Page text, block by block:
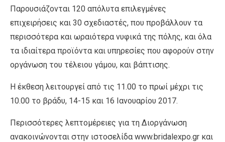
Παρουσιάζονται 120 απόλυτα επιλεγμένες
επιχειρήσεις και 30 σχεδιαστές, που προβάλλουν τα
περισσότερα και ωραιότερα νυφικά της πόλης, και όλα
τα ιδιαίτερα προϊόντα και υπηρεσίες που αφορούν στην
οργάνωση του τέλειου γάμου, και βάπτισης.
Η έκθεση λειτουργεί από τις 11.00 το πρωί μέχρι τις
10.00 το βράδυ, 14-15 και 16 Ιανουαρίου 2017.
Περισσότερες λεπτομέρειες για τη Διοργάνωση
ανακοινώνονται στην ιστοσελίδα www.bridalexpo.gr και